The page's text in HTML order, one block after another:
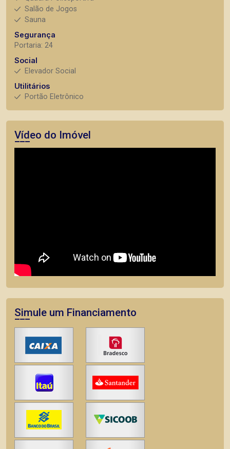
Salão de Jogos
Sauna
Segurança
Portaria: 24
Social
Elevador Social
Utilitários
Portão Eletrônico
Vídeo do Imóvel
Simule um Financiamento